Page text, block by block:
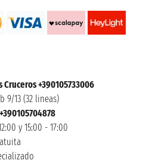
Cruceros +390105733006
9/13 (32 lineas)
y 15:00 - 17:00